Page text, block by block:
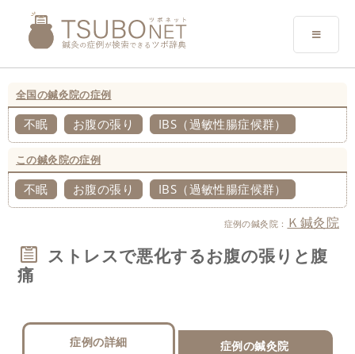
全国の鍼灸院の症例
不眠 お腹の張り IBS（過敏性腸症候群）
この鍼灸院の症例
不眠 お腹の張り IBS（過敏性腸症候群）
症例の鍼灸院： Ｋ鍼灸院
ストレスで悪化するお腹の張りと腹
痛
症例の詳細 症例の鍼灸院